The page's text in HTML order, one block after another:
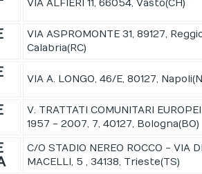
VIA ALFIERI 11, 66054, Vasto(CH)
VIA ASPROMONTE 31, 89127,
Calabria(RC)
VIA A. LONGO, 46/E, 80127,
V. TRATTATI COMUNITARI EUROPEI
1957 - 2007, 7, 40127, Bologna(BO)
C/O STADIO NEREO ROCCO - VIA
MACELLI, 5 , 34138, Trieste(TS)